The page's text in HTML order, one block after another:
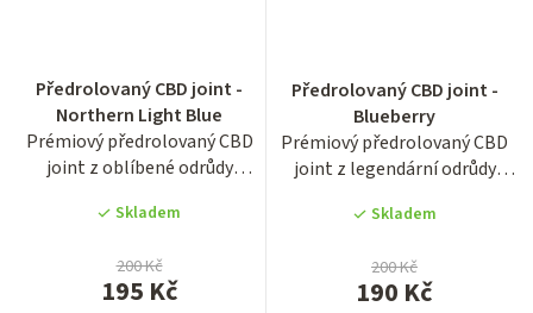
Předrolovaný CBD joint -
Northern Light Blue
Prémiový předrolovaný CBD
joint z oblíbené odrůdy
hodnocení
produktu
je
4,5
z
hvězdiček.
Skladem
195 Kč
200 Kč
Předrolovaný CBD joint -
Blueberry
Prémiový předrolovaný CBD
joint z legendární odrůdy
hodnocení
produktu
je
3,6
z
hvězdiček.
Skladem
190 Kč
200 Kč